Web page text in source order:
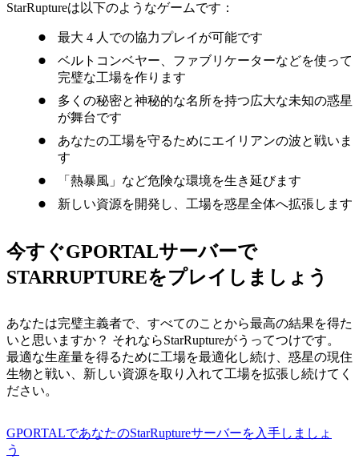
StarRuptureは以下のようなゲームです：
最大 4 人での協力プレイが可能です
ベルトコンベヤー、ファブリケーターなどを使って
完璧な工場を作ります
多くの秘密と神秘的な名所を持つ広大な未知の惑星
が舞台です
あなたの工場を守るためにエイリアンの波と戦いま
す
「熱暴風」など危険な環境を生き延びます
新しい資源を開発し、工場を惑星全体へ拡張します
今すぐGPORTALサーバーで
STARRUPTUREをプレイしましょう
あなたは完璧主義者で、すべてのことから最高の結果を得た
いと思いますか？ それならStarRuptureがうってつけです。
最適な生産量を得るために工場を最適化し続け、惑星の現住
生物と戦い、新しい資源を取り入れて工場を拡張し続けてく
ださい。
GPORTALであなたのStarRuptureサーバーを入手しましょ
う